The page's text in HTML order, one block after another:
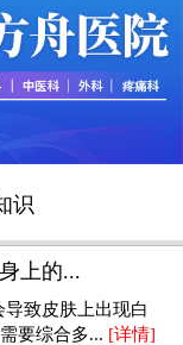
识
上的...
致皮肤上出现白
要综合多... [详情]